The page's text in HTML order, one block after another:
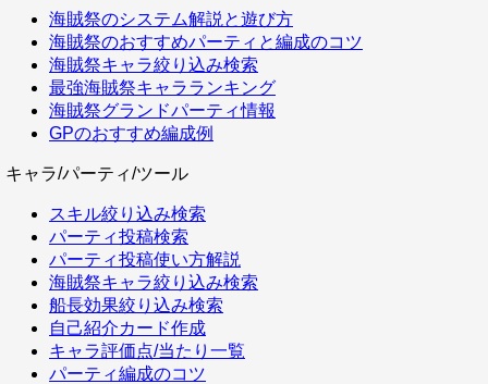
海賊祭のシステム解説と遊び方
海賊祭のおすすめパーティと編成のコツ
海賊祭キャラ絞り込み検索
最強海賊祭キャラランキング
海賊祭グランドパーティ情報
GPのおすすめ編成例
キャラ/パーティ/ツール
スキル絞り込み検索
パーティ投稿検索
パーティ投稿使い方解説
海賊祭キャラ絞り込み検索
船長効果絞り込み検索
自己紹介カード作成
キャラ評価点/当たり一覧
パーティ編成のコツ